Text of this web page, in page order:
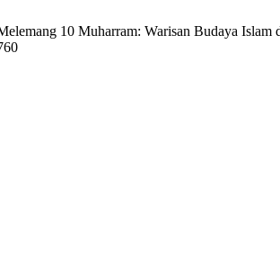
10 Muharram: Warisan Budaya